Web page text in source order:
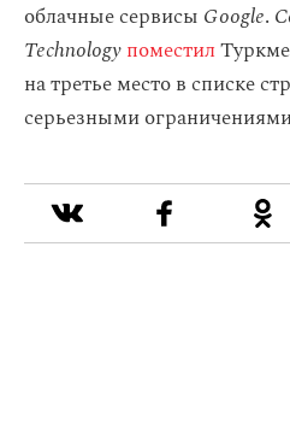
облачные сервисы Google.
Technologyпоместил
на третье место в списке
серьезными